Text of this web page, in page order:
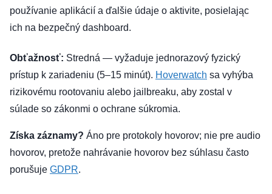
používanie aplikácií a ďalšie údaje o aktivite, posielając
ich na bezpečný dashboard.
Obťažnosť: Stredná — vyžaduje jednorazový fyzický
prístup k zariadeniu (5–15 minút). Hoverwatch sa vyhýba
rizikovému rootovaniu alebo jailbreaku, aby zostal v
súlade so zákonmi o ochrane súkromia.
Získa záznamy? Áno pre protokoly hovorov; nie pre audio
hovorov, pretože nahrávanie hovorov bez súhlasu často
porušuje GDPR.